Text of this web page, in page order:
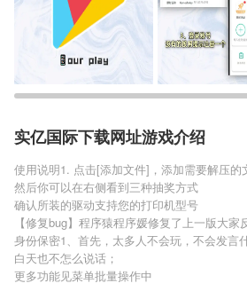
实亿国际下载网址游戏介绍
使用说明1. 点击[添加文件]，添加需要解压的
然后你可以在右侧看到三种抽奖方式
确认所装的驱动支持您的打印机型号
【修复bug】程序猿程序媛修复了上一版大家
身份保密1、首先，太多人不会玩，不会发言
白天也不怎么说话；
更多功能见菜单批量操作中